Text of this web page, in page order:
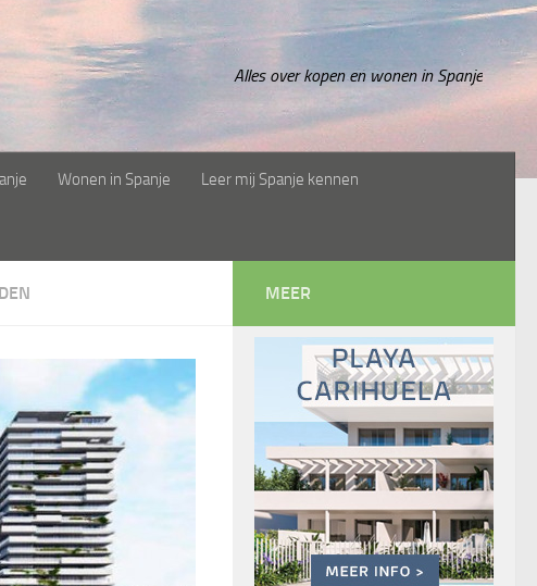
Alles over kopen en wonen in Spanje
Wonen in Spanje Leer mij Spanje kennen
MEER